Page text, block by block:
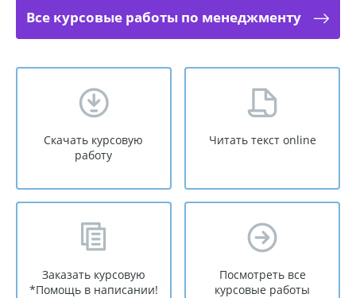
Все курсовые работы по менеджменту
Скачать курсовую
работу
Читать текст online
Заказать курсовую
*Помощь в написании!
Посмотреть все
курсовые работы